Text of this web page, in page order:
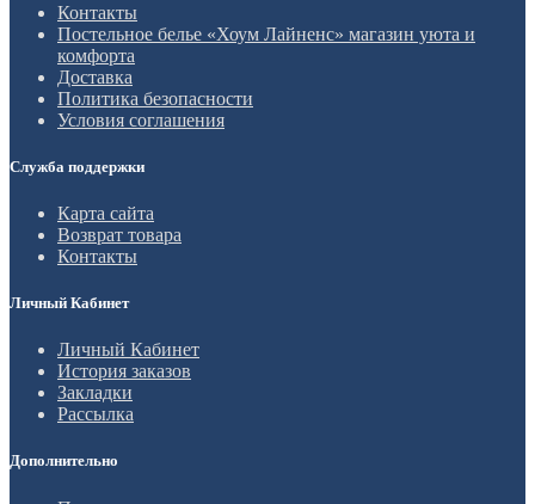
Контакты
Постельное белье «Хоум Лайненс» магазин уюта и
комфорта
Доставка
Политика безопасности
Условия соглашения
Служба поддержки
Карта сайта
Возврат товара
Контакты
Личный Кабинет
Личный Кабинет
История заказов
Закладки
Рассылка
Дополнительно